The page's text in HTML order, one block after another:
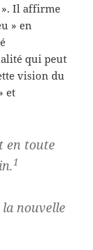
». Il affirme
» en
qui peut
vision du
et
en toute
1
la nouvelle